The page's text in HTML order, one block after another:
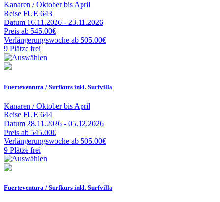
Kanaren / Oktober bis April
Reise FUE 643
Datum 16.11.2026 - 23.11.2026
Preis ab 545.00€
Verlängerungswoche ab 505.00€
9 Plätze frei
Fuerteventura / Surfkurs inkl. Surfvilla
Kanaren / Oktober bis April
Reise FUE 644
Datum 28.11.2026 - 05.12.2026
Preis ab 545.00€
Verlängerungswoche ab 505.00€
9 Plätze frei
Fuerteventura / Surfkurs inkl. Surfvilla